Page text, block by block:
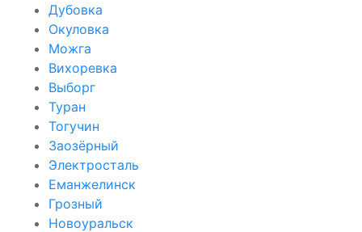
Дубовка
Окуловка
Можга
Вихоревка
Выборг
Туран
Тогучин
Заозёрный
Электросталь
Еманжелинск
Грозный
Новоуральск